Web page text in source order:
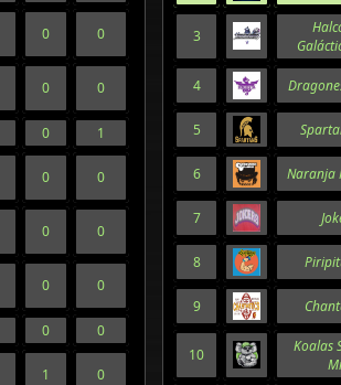
0 0
0 0
0 1
0 0
0 0
0 0
0 0
1 0
3
4
5
6 Naranja
7
8
9
10
Koalas